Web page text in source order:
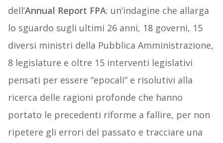
dell’Annual Report FPA: un’indagine che allarga
lo sguardo sugli ultimi 26 anni, 18 governi, 15
diversi ministri della Pubblica Amministrazione,
8 legislature e oltre 15 interventi legislativi
pensati per essere “epocali” e risolutivi alla
ricerca delle ragioni profonde che hanno
portato le precedenti riforme a fallire, per non
ripetere gli errori del passato e tracciare una